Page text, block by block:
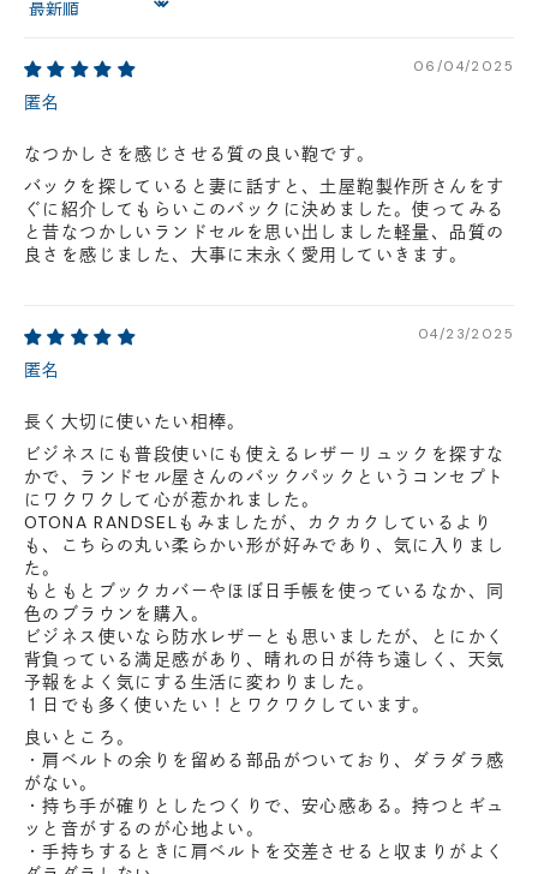
Sort by
06/04/2025
匿名
なつかしさを感じさせる質の良い鞄です。
バックを探していると妻に話すと、土屋鞄製作所さんをす
ぐに紹介してもらいこのバックに決めました。使ってみる
と昔なつかしいランドセルを思い出しました軽量、品質の
良さを感じました、大事に末永く愛用していきます。
04/23/2025
匿名
長く大切に使いたい相棒。
ビジネスにも普段使いにも使えるレザーリュックを探すな
かで、ランドセル屋さんのバックパックというコンセプト
にワクワクして心が惹かれました。
OTONA RANDSELもみましたが、カクカクしているより
も、こちらの丸い柔らかい形が好みであり、気に入りまし
た。
もともとブックカバーやほぼ日手帳を使っているなか、同
色のブラウンを購入。
ビジネス使いなら防水レザーとも思いましたが、とにかく
背負っている満足感があり、晴れの日が待ち遠しく、天気
予報をよく気にする生活に変わりました。
１日でも多く使いたい！とワクワクしています。
良いところ。
・肩ベルトの余りを留める部品がついており、ダラダラ感
がない。
・持ち手が確りとしたつくりで、安心感ある。持つとギュ
ッと音がするのが心地よい。
・手持ちするときに肩ベルトを交差させると収まりがよく